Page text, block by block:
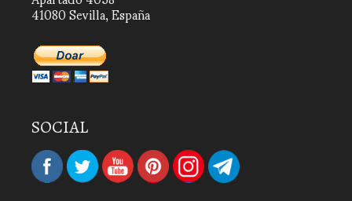
41080 Sevilla, España
SOCIAL